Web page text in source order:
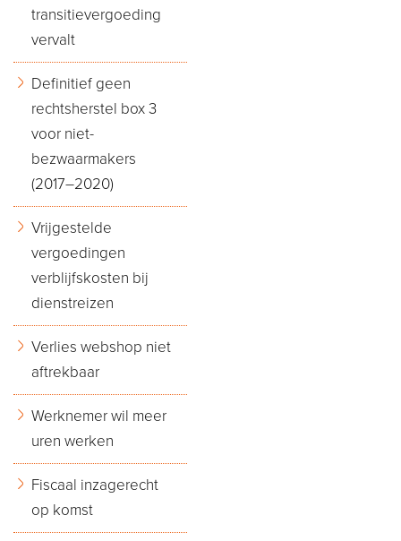
transitievergoeding
vervalt
Definitief geen
rechtsherstel box 3
voor niet-
bezwaarmakers
(2017–2020)
Vrijgestelde
vergoedingen
verblijfskosten bij
dienstreizen
Verlies webshop niet
aftrekbaar
Werknemer wil meer
uren werken
Fiscaal inzagerecht
op komst